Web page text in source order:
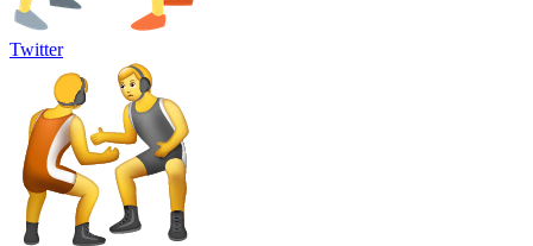
Twitter